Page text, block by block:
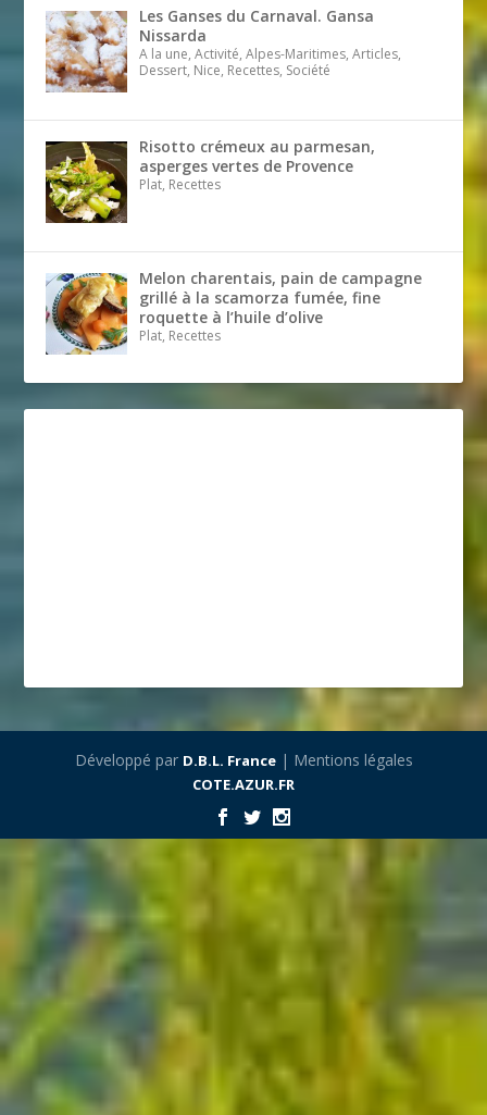
Les Ganses du Carnaval. Gansa
Nissarda
A la une, Activité, Alpes-Maritimes, Articles,
Dessert, Nice, Recettes, Société
Risotto crémeux au parmesan,
asperges vertes de Provence
Plat, Recettes
Melon charentais, pain de campagne
grillé à la scamorza fumée, fine
roquette à l’huile d’olive
Plat, Recettes
Développé par D.B.L. France| Mentions légales
COTE.AZUR.FR